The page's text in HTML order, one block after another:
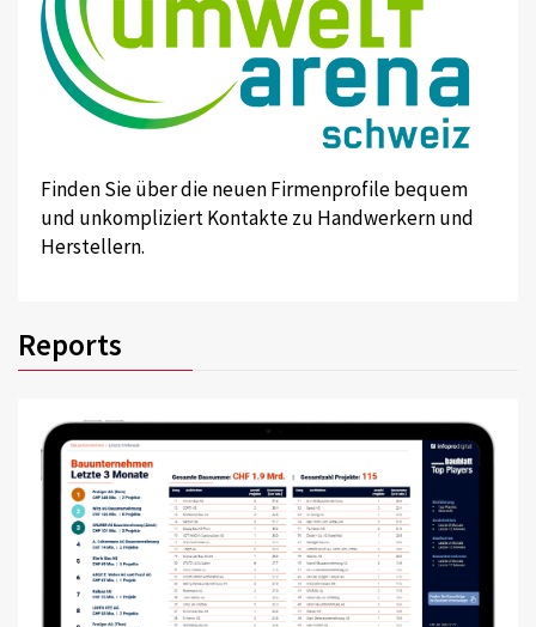
Finden Sie über die neuen Firmenprofile bequem
und unkompliziert Kontakte zu Handwerkern und
Herstellern.
Reports